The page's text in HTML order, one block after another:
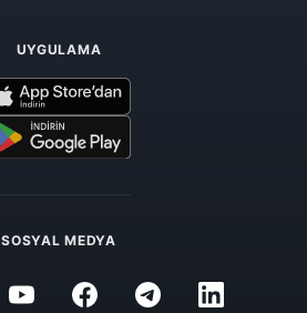
UYGULAMA
SOSYAL MEDYA